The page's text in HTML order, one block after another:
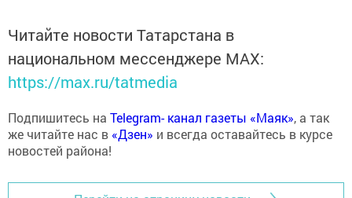
Читайте новости Татарстана в
национальном мессенджере MАХ:
https://max.ru/tatmedia
Подпишитесь на Telegram- канал газеты «Маяк», а так
же читайте нас в «Дзен» и всегда оставайтесь в курсе
новостей района!